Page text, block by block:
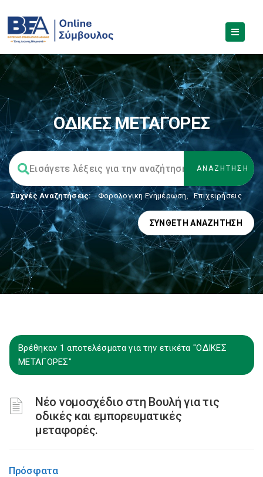
ΟΔΙΚΕΣ ΜΕΤΑΓΟΡΕΣ
Συχνές Αναζητήσεις: Φορολογικη Ενημέρωση, Επιχειρήσεις
ΣΎΝΘΕΤΗ ΑΝΑΖΉΤΗΣΗ
Βρέθηκαν 1 αποτελέσματα για την ετικέτα "ΟΔΙΚΕΣ
ΜΕΤΑΓΟΡΕΣ"
Νέο νομοσχέδιο στη Βουλή για τις
οδικές και εμπορευματικές
μεταφορές.
Πρόσφατα